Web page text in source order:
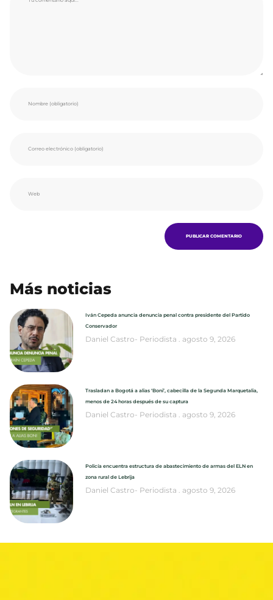
Más noticias
Iván Cepeda anuncia denuncia penal contra presidente del Partido
Conservador
Daniel Castro- Periodista agosto 9, 2026
Trasladan a Bogotá a alias ‘Boni’, cabecilla de la Segunda Marquetalia,
menos de 24 horas después de su captura
Daniel Castro- Periodista agosto 9, 2026
Policía encuentra estructura de abastecimiento de armas del ELN en
zona rural de Lebrija
Daniel Castro- Periodista agosto 9, 2026